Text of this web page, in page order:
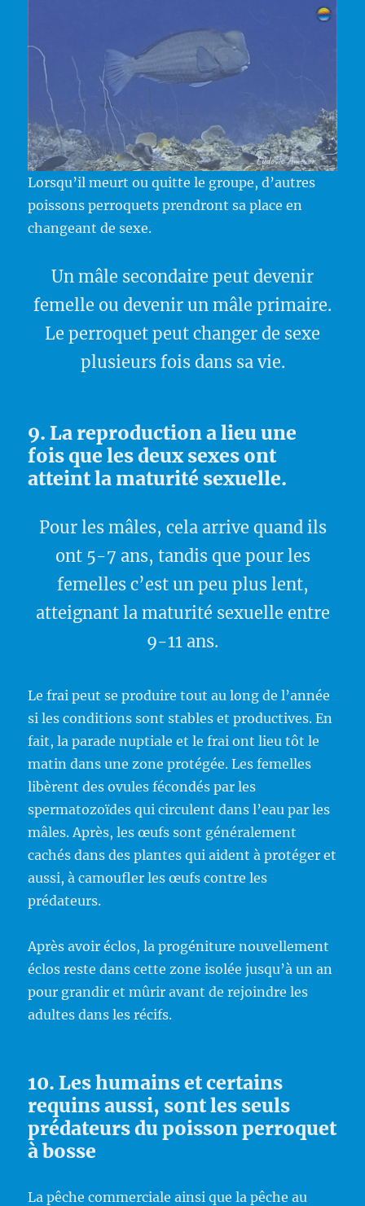
Lorsqu’il meurt ou quitte le groupe, d’autres
poissons perroquets prendront sa place en
changeant de sexe.
Un mâle secondaire peut devenir
femelle ou devenir un mâle primaire.
Le perroquet peut changer de sexe
plusieurs fois dans sa vie.
9. La reproduction a lieu une
fois que les deux sexes ont
atteint la maturité sexuelle.
Pour les mâles, cela arrive quand ils
ont 5-7 ans, tandis que pour les
femelles c’est un peu plus lent,
atteignant la maturité sexuelle entre
9-11 ans.
Le frai peut se produire tout au long de l’année
si les conditions sont stables et productives. En
fait, la parade nuptiale et le frai ont lieu tôt le
matin dans une zone protégée. Les femelles
libèrent des ovules fécondés par les
spermatozoïdes qui circulent dans l’eau par les
mâles. Après, les œufs sont généralement
cachés dans des plantes qui aident à protéger et
aussi, à camoufler les œufs contre les
prédateurs.
Après avoir éclos, la progéniture nouvellement
éclos reste dans cette zone isolée jusqu’à un an
pour grandir et mûrir avant de rejoindre les
adultes dans les récifs.
10. Les humains et certains
requins aussi, sont les seuls
prédateurs du poisson perroquet
à bosse
La pêche commerciale ainsi que la pêche au